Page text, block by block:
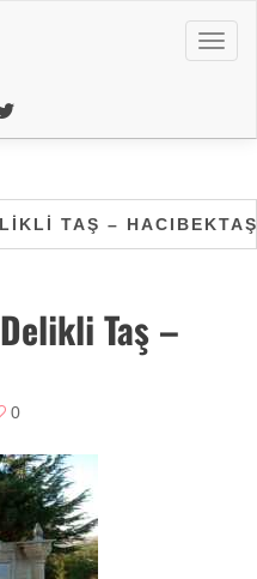
TAŞ – HACIBEKTAŞ
Taş –
0